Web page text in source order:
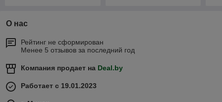
О нас
Рейтинг не сформирован
Менее 5 отзывов за последний год
Компания продает на Deal.by
Работает с 19.01.2023